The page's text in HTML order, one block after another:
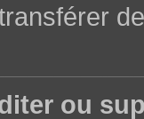
ou